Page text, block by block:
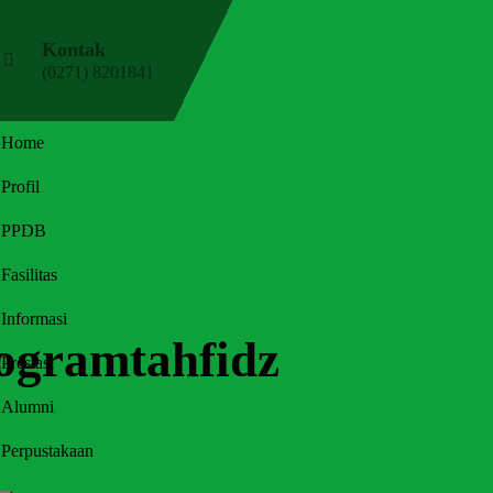
Kontak
(0271) 8201841
Home
Profil
PPDB
Fasilitas
Informasi
Prestasi
Alumni
Perpustakaan